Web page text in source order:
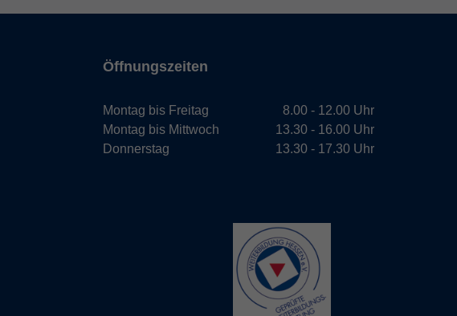
Öffnungszeiten
Montag bis Freitag
Montag bis Mittwoch
Donnerstag
8.00 - 12.00 Uhr
13.30 - 16.00 Uhr
13.30 - 17.30 Uhr